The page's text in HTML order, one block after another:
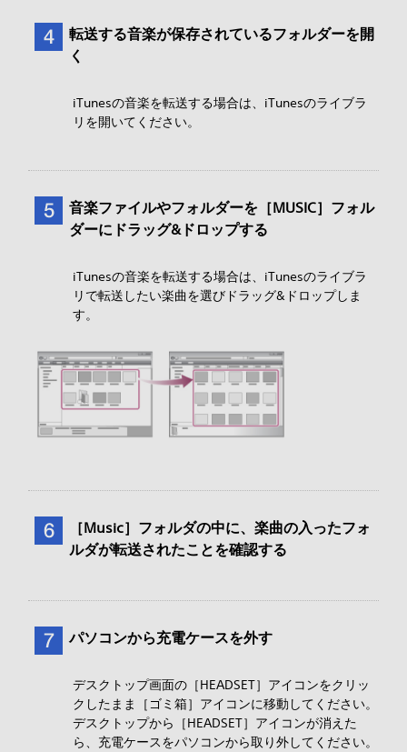
転送する音楽が保存されているフォルダーを開
く
iTunesの音楽を転送する場合は、iTunesのライブラ
リを開いてください。
音楽ファイルやフォルダーを［MUSIC］フォル
ダーにドラッグ&ドロップする
iTunesの音楽を転送する場合は、iTunesのライブラ
リで転送したい楽曲を選びドラッグ&ドロップしま
す。
［Music］フォルダの中に、楽曲の入ったフォ
ルダが転送されたことを確認する
パソコンから充電ケースを外す
デスクトップ画面の［HEADSET］アイコンをクリッ
クしたまま［ゴミ箱］アイコンに移動してください。
デスクトップから［HEADSET］アイコンが消えた
ら、充電ケースをパソコンから取り外してください。